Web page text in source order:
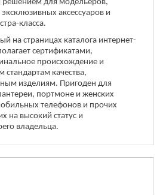
решением для модельеров,
аксессуаров и
класса.
на страницах каталога интернет-
сертификатами,
происхождение и
стандартам качества,
изделиям. Пригоден для
портмоне и женских
телефонов и прочих
на высокий статус и
владельца.